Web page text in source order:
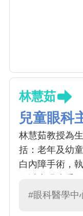
林慧茹
兒童眼科
林慧茹教授為
括：老年及幼
白內障手術，
術、軟式離焦
#眼科醫學中